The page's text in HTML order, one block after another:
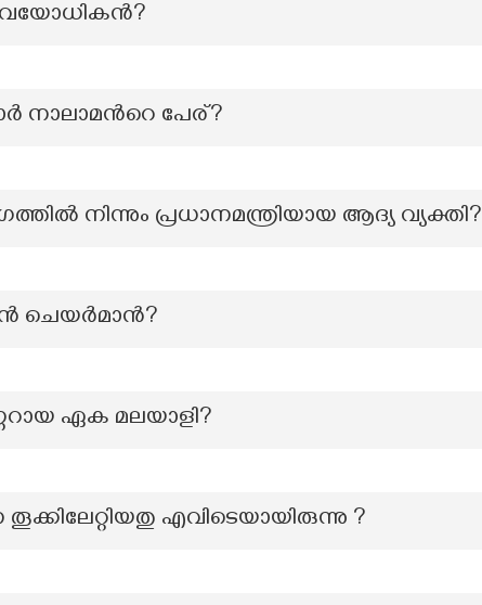
നാലാമന്‍റെ പേര്?
നിന്നും പ്രധാനമന്ത്രിയായ ആദ്യ വ്യക്തി?
ചെയർമാൻ?
ഏക മലയാളി?
എവിടെയായിരുന്നു ?